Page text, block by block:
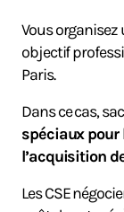
Vous
objectif
Paris.
Dans ce cas,
spéciaux pour
l’acquisition
Les CSE